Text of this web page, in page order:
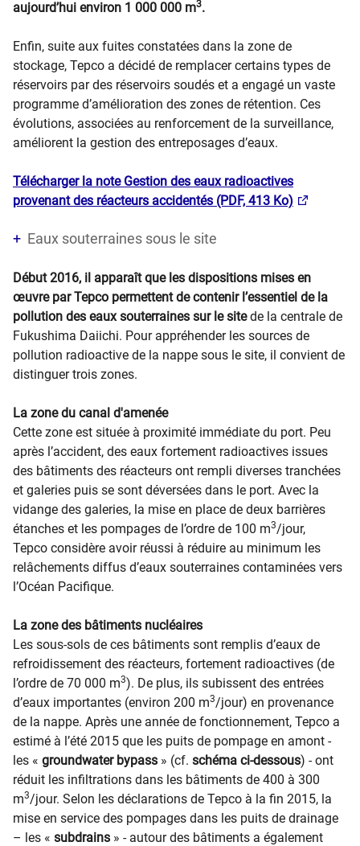
aujourd’hui environ 1 000 000 m3.
Enfin, suite aux fuites constatées dans la zone de
stockage, Tepco a décidé de remplacer certains types de
réservoirs par des réservoirs soudés et a engagé un vaste
programme d’amélioration des zones de rétention. Ces
évolutions, associées au renforcement de la surveillance,
améliorent la gestion des entreposages d’eaux.
Télécharger la note Gestion des eaux radioactives
provenant des réacteurs accidentés (PDF, 413 Ko)
Eaux souterraines sous le site
Début 2016, il apparaît que les dispositions mises en
œuvre par Tepco permettent de contenir l’essentiel de la
pollution des eaux souterraines sur le sitede la centrale de
Fukushima Daiichi. Pour appréhender les sources de
pollution radioactive de la nappe sous le site, il convient de
distinguer trois zones.
La zone du canal d'amenée
Cette zone est située à proximité immédiate du port. Peu
après l’accident, des eaux fortement radioactives issues
des bâtiments des réacteurs ont rempli diverses tranchées
et galeries puis se sont déversées dans le port. Avec la
vidange des galeries, la mise en place de deux barrières
étanches et les pompages de l’ordre de 100 m3/jour,
Tepco considère avoir réussi à réduire au minimum les
relâchements diffus d’eaux souterraines contaminées vers
l’Océan Pacifique.
La zone des bâtiments nucléaires
Les sous-sols de ces bâtiments sont remplis d’eaux de
refroidissement des réacteurs, fortement radioactives (de
l’ordre de 70 000 m3). De plus, ils subissent des entrées
d’eaux importantes (environ 200 m3/jour) en provenance
de la nappe. Après une année de fonctionnement, Tepco a
estimé à l’été 2015 que les puits de pompage en amont -
les « groundwater bypass » (cf. schéma ci-dessous) - ont
réduit les infiltrations dans les bâtiments de 400 à 300
m3/jour. Selon les déclarations de Tepco à la fin 2015, la
mise en service des pompages dans les puits de drainage
– les « subdrains » - autour des bâtiments a également